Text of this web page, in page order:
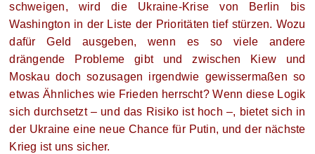
schweigen, wird die Ukraine-Krise von Berlin bis
Washington in der Liste der Prioritäten tief stürzen. Wozu
dafür Geld ausgeben, wenn es so viele andere
drängende Probleme gibt und zwischen Kiew und
Moskau doch sozusagen irgendwie gewissermaßen so
etwas Ähnliches wie Frieden herrscht? Wenn diese Logik
sich durchsetzt – und das Risiko ist hoch –, bietet sich in
der Ukraine eine neue Chance für Putin, und der nächste
Krieg ist uns sicher.